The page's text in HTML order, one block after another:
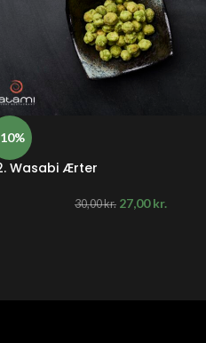
Wasabi Ærter
30,00kr. 27,00kr.